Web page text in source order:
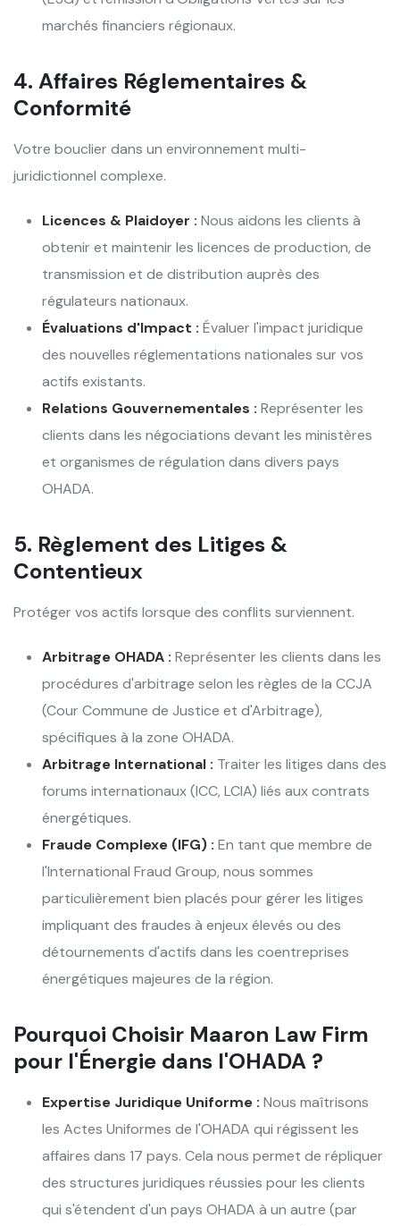
marchés financiers régionaux.
4. Affaires Réglementaires &
Conformité
Votre bouclier dans un environnement multi-
juridictionnel complexe.
Licences & Plaidoyer : Nous aidons les clients à
obtenir et maintenir les licences de production, de
transmission et de distribution auprès des
régulateurs nationaux.
Évaluations d'Impact : Évaluer l'impact juridique
des nouvelles réglementations nationales sur vos
actifs existants.
Relations Gouvernementales : Représenter les
clients dans les négociations devant les ministères
et organismes de régulation dans divers pays
OHADA.
5. Règlement des Litiges &
Contentieux
Protéger vos actifs lorsque des conflits surviennent.
Arbitrage OHADA : Représenter les clients dans les
procédures d'arbitrage selon les règles de la CCJA
(Cour Commune de Justice et d'Arbitrage),
spécifiques à la zone OHADA.
Arbitrage International : Traiter les litiges dans des
forums internationaux (ICC, LCIA) liés aux contrats
énergétiques.
Fraude Complexe (IFG) : En tant que membre de
l'International Fraud Group, nous sommes
particulièrement bien placés pour gérer les litiges
impliquant des fraudes à enjeux élevés ou des
détournements d'actifs dans les coentreprises
énergétiques majeures de la région.
Pourquoi Choisir Maaron Law Firm
pour l'Énergie dans l'OHADA ?
Expertise Juridique Uniforme : Nous maîtrisons
les Actes Uniformes de l'OHADA qui régissent les
affaires dans 17 pays. Cela nous permet de répliquer
des structures juridiques réussies pour les clients
qui s'étendent d'un pays OHADA à un autre (par